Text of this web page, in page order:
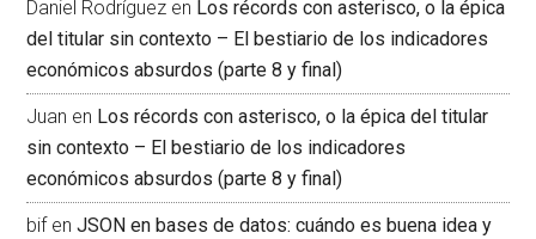
Daniel Rodríguez en Los récords con asterisco, o la épica
del titular sin contexto – El bestiario de los indicadores
económicos absurdos (parte 8 y final)
Juan en Los récords con asterisco, o la épica del titular
sin contexto – El bestiario de los indicadores
económicos absurdos (parte 8 y final)
bifenJSON en bases de datos: cuándo es buena idea y